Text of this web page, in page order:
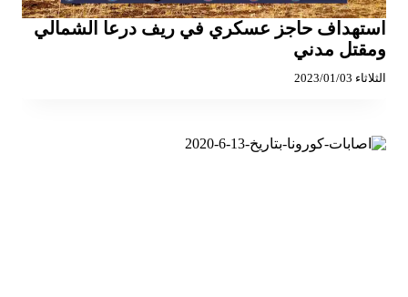
استهداف حاجز عسكري في ريف درعا الشمالي
ومقتل مدني
الثلاثاء 2023/01/03